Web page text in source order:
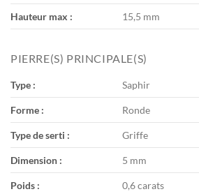
Hauteur max : 15,5 mm
PIERRE(S) PRINCIPALE(S)
Type : Saphir
Forme : Ronde
Type de serti : Griffe
Dimension : 5 mm
Poids : 0,6 carats